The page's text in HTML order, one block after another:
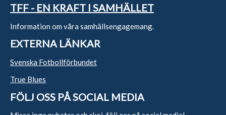
TFF - EN KRAFT I SAMHÄLLET
Information om våra samhällsengagemang.
EXTERNA LÄNKAR
Svenska Fotbollförbundet
True Blues
FÖLJ OSS PÅ SOCIAL MEDIA